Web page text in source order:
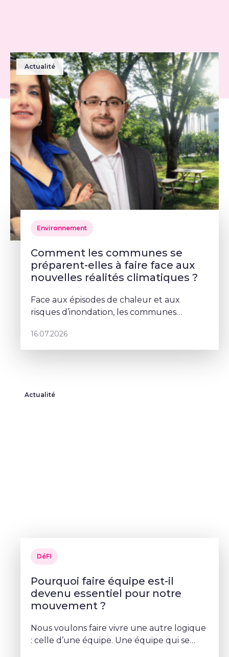
Actualité
Environnement
Comment les communes se
préparent-elles à faire face aux
nouvelles réalités climatiques ?
Face aux épisodes de chaleur et aux
risques d’inondation, les communes
Schaerbeek, Deborah Lorenzino mise sur la
végétalisation et la participation cito
16.07.2026
Actualité
DéFI
Pourquoi faire équipe est-il
devenu essentiel pour notre
mouvement ?
Nous voulons faire vivre une autre logique
: celle d’une équipe. Une équipe qui se